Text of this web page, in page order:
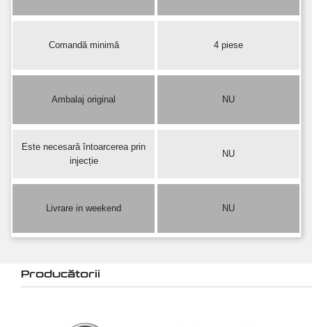
Comandă minimă 4 piese
Ambalaj original NU
Este necesară întoarcerea prin
injecție
NU
Livrare in weekend NU
Producătorii